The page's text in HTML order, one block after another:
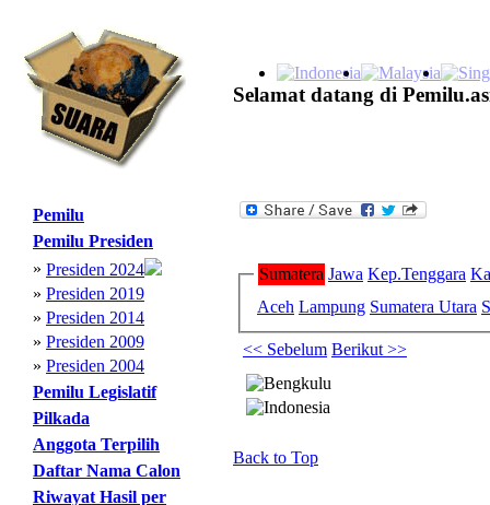
Selamat datang di
Pemilu
Pemilu Presiden
» Presiden 2024
» Presiden 2019
» Presiden 2014
» Presiden 2009
» Presiden 2004
Pemilu Legislatif
Pilkada
Anggota Terpilih
Daftar Nama Calon
Riwayat Hasil per
Sumatera Jawa Kep.Tenggara
Aceh Lampung Sumatera Utara
<< Sebelum Berikut >>
Back to Top